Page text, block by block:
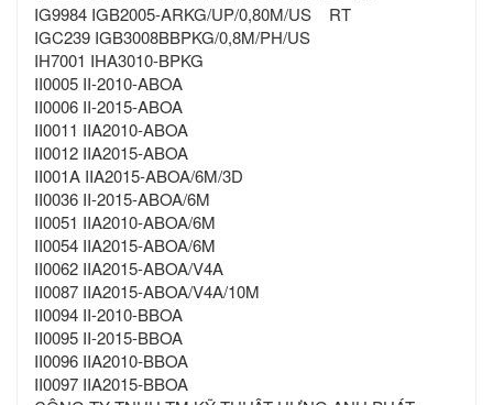
IG9984 IGB2005-ARKG/UP/0,80M/US RT
IGC239 IGB3008BBPKG/0,8M/PH/US
IH7001 IHA3010-BPKG
II0005 II-2010-ABOA
II0006 II-2015-ABOA
II0011 IIA2010-ABOA
II0012 IIA2015-ABOA
II001A IIA2015-ABOA/6M/3D
II0036 II-2015-ABOA/6M
II0051 IIA2010-ABOA/6M
II0054 IIA2015-ABOA/6M
II0062 IIA2015-ABOA/V4A
II0087 IIA2015-ABOA/V4A/10M
II0094 II-2010-BBOA
II0095 II-2015-BBOA
II0096 IIA2010-BBOA
II0097 IIA2015-BBOA